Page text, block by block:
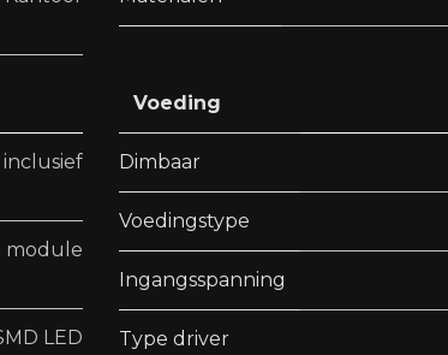
module
LED
Voeding
Dimbaar
Voedingstype
Ingangsspanning
Type driver